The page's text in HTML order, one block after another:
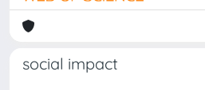
social impact